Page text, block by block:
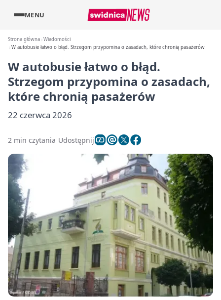
MENU
Strona główna Wiadomości
W autobusie łatwo o błąd. Strzegom przypomina o zasadach, które chronią pasażerów
W autobusie łatwo o błąd.
Strzegom przypomina o zasadach,
które chronią pasażerów
22 czerwca 2026
2 min czytania Udostępnij